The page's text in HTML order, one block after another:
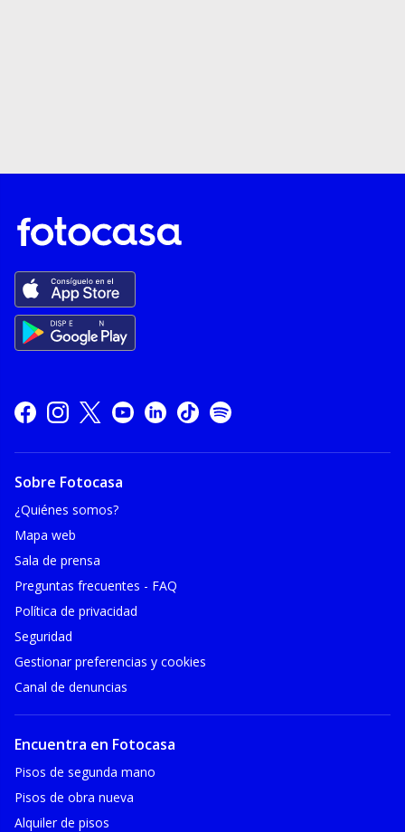
Sobre Fotocasa
¿Quiénes somos?
Mapa web
Sala de prensa
Preguntas frecuentes - FAQ
Política de privacidad
Seguridad
Gestionar preferencias y cookies
Canal de denuncias
Encuentra en Fotocasa
Pisos de segunda mano
Pisos de obra nueva
Alquiler de pisos